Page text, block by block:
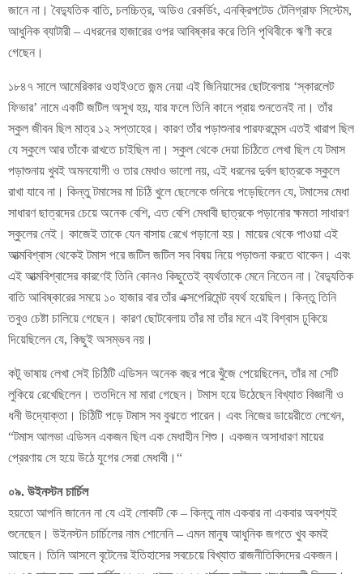
জানে না। বৈদ্যুতিক বাতি, চলচ্চিত্র, অডিও রেকর্ডিং, এনক্রিপটেড টেলিগ্রাফ সিস্টেম,
আধুনিক ব্যাটারী – এধরনের হাজারের ওপর আবিষ্কার করে তিনি পৃথিবীকে ঋণী করে
গেছেন।
১৮৪৭ সালে আমেরিকার ওহাইওতে জন্ম নেয়া এই জিনিয়াসের ছোটবেলায় ‘স্কারলেট
ফিভার’ নামে একটি জটিল অসুখ হয়, যার ফলে তিনি কানে প্রায় শুনতেনই না। তাঁর
স্কুল জীবন ছিল মাত্র ১২ সপ্তাহের। কারণ তাঁর পড়াশুনার পারফরমেন্স এতই খারাপ ছিল
যে স্কুলে আর তাঁকে রাখতে চাইছিল না। স্কুল থেকে দেয়া চিঠিতে লেখা ছিল যে টমাস
পড়াশুনায় খুবই অমনযোগী ও তার মেধাও ভালো নয়, এই ধরনের দুর্বল ছাত্রকে স্কুলে
রাখা যাবে না। কিন্তু টমাসের মা চিঠি খুলে ছেলেকে শুনিয়ে পড়েছিলেন যে, টমাসের মেধা
সাধারণ ছাত্রদের চেয়ে অনেক বেশি, এত বেশি মেধাবী ছাত্রকে পড়ানোর ক্ষমতা সাধারণ
স্কুলের নেই। কাজেই তাকে যেন বাসায় রেখে পড়ানো হয়। মায়ের থেকে পাওয়া এই
আত্মবিশ্বাস থেকেই টমাস পরে জটিল জটিল সব বিষয় নিয়ে পড়াশুনা করতে থাকেন। এবং
এই আত্মবিশ্বাসের কারণেই তিনি কোনও কিছুতেই ব্যর্থতাকে মেনে নিতেন না। বৈদ্যুতিক
বাতি আবিষ্কারের সময়ে ১০ হাজার বার তাঁর এক্সপেরিমেন্ট ব্যর্থ হয়েছিল। কিন্তু তিনি
তবুও চেষ্টা চালিয়ে গেছেন। কারণ ছোটবেলায় তাঁর মা তাঁর মনে এই বিশ্বাস ঢুকিয়ে
দিয়েছিলেন যে, কিছুই অসম্ভব নয়।
কটু ভাষায় লেখা সেই চিঠিটি এডিসন অনেক বছর পরে খুঁজে পেয়েছিলেন, তাঁর মা সেটি
লুকিয়ে রেখেছিলেন। ততদিনে মা মারা গেছেন। টমাস হয়ে উঠেছেন বিখ্যাত বিজ্ঞানী ও
ধনী উদ্যোক্তা। চিঠিটি পড়ে টমাস সব বুঝতে পারেন। এবং নিজের ডায়েরীতে লেখেন,
“টমাস আলভা এডিসন একজন ছিল এক মেধাহীন শিশু। একজন অসাধারণ মায়ের
প্রেরণায় সে হয়ে উঠে যুগের সেরা মেধাবী।“
০৯. উইনস্টন চার্চিল
হয়তো আপনি জানেন না যে এই লোকটি কে – কিন্তু নাম একবার না একবার অবশ্যই
শুনেছেন। উইনস্টন চার্চিলের নাম শোনেনি – এমন মানুষ আধুনিক জগতে খুব কমই
আছেন। তিনি আসলে বৃটেনের ইতিহাসের সবচেয়ে বিখ্যাত রাজনীতিবিদদের একজন।